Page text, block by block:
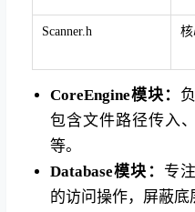
Scanner.h
CoreEngine模块：
包含文件路径传入
等。
Database模块： 专
的访问操作，屏蔽底